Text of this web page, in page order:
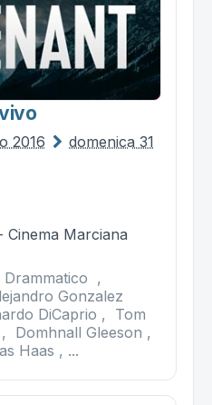
2016
domenica 31
Marciana
,
Gonzalez
DiCaprio , Tom
Domhnall Gleeson ,
Haas , ...